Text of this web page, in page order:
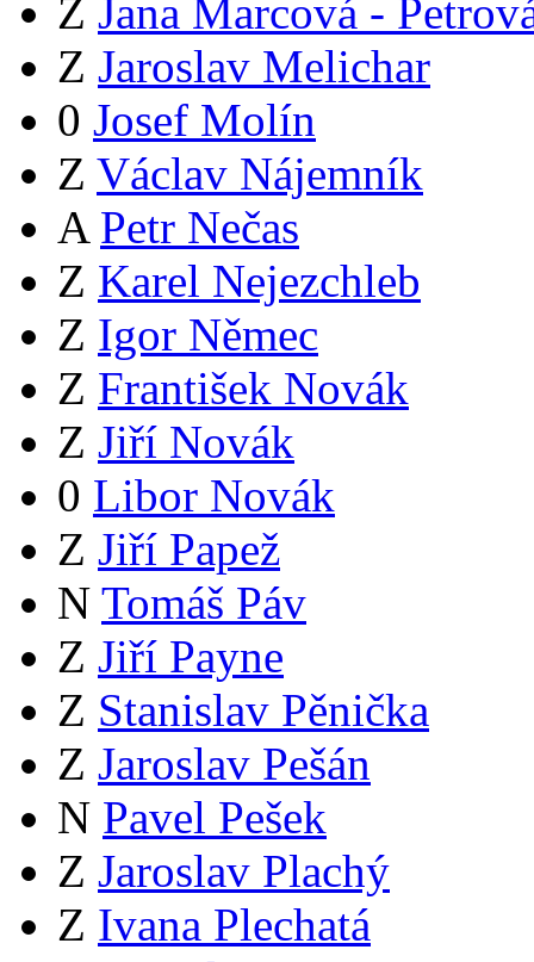
Z Jana Marcová -
Z Jaroslav Melichar
0 Josef Molín
Z Václav Nájemník
A Petr Nečas
Z Karel Nejezchleb
Z Igor Němec
Z František Novák
Z Jiří Novák
0 Libor Novák
Z Jiří Papež
N Tomáš Páv
Z Jiří Payne
Z Stanislav Pěnička
Z Jaroslav Pešán
N Pavel Pešek
Z Jaroslav Plachý
Z Ivana Plechatá